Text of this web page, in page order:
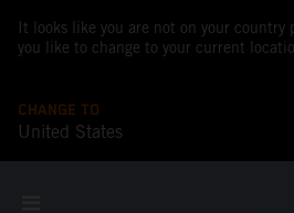
It looks like you are not on your country
you like to change to your current
CHANGE TO
United States